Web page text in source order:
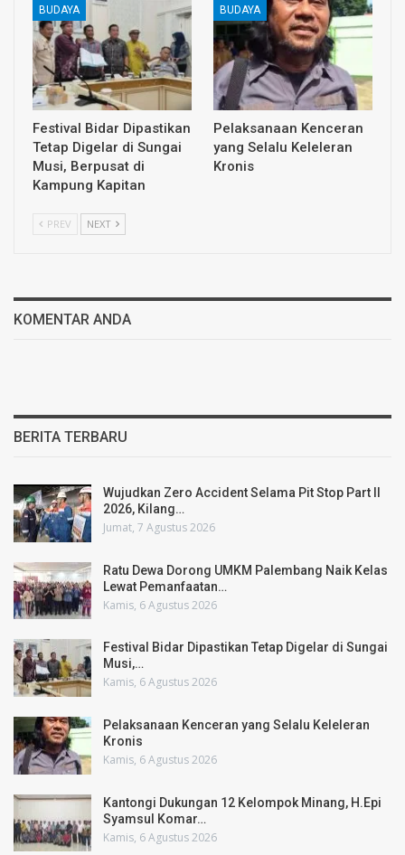
BUDAYA
Festival Bidar Dipastikan
Tetap Digelar di Sungai
Musi, Berpusat di
Kampung Kapitan
BUDAYA
Pelaksanaan Kenceran
yang Selalu Keleleran
Kronis
PREV NEXT
KOMENTAR ANDA
BERITA TERBARU
Wujudkan Zero Accident Selama Pit Stop Part II
2026, Kilang…
Jumat, 7 Agustus 2026
Ratu Dewa Dorong UMKM Palembang Naik Kelas
Lewat Pemanfaatan…
Kamis, 6 Agustus 2026
Festival Bidar Dipastikan Tetap Digelar di Sungai
Musi,…
Kamis, 6 Agustus 2026
Pelaksanaan Kenceran yang Selalu Keleleran
Kronis
Kamis, 6 Agustus 2026
Kantongi Dukungan 12 Kelompok Minang, H.Epi
Syamsul Komar…
Kamis, 6 Agustus 2026